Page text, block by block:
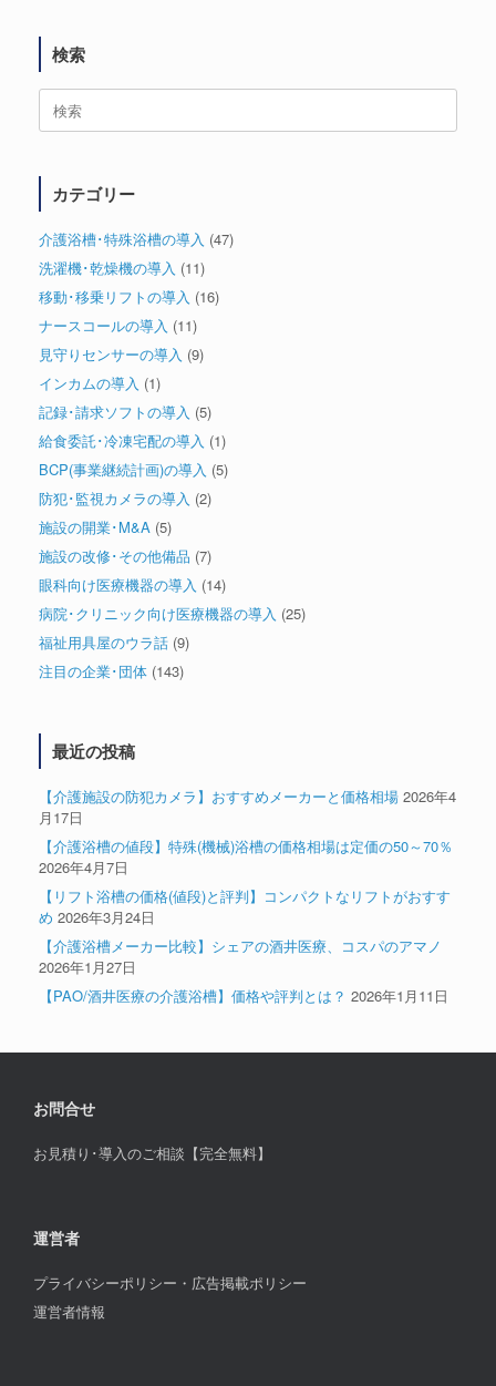
検索
検
カテゴリー
介護浴槽･特殊浴槽の導入 (47)
洗濯機･乾燥機の導入 (11)
移動･移乗リフトの導入 (16)
ナースコールの導入 (11)
見守りセンサーの導入 (9)
インカムの導入 (1)
記録･請求ソフトの導入 (5)
給食委託･冷凍宅配の導入 (1)
BCP(事業継続計画)の導入 (5)
防犯･監視カメラの導入 (2)
施設の開業･M&A (5)
施設の改修･その他備品 (7)
眼科向け医療機器の導入 (14)
病院･クリニック向け医療機器の導入 (25)
福祉用具屋のウラ話 (9)
注目の企業･団体 (143)
最近の投稿
【介護施設の防犯カメラ】おすすめメーカーと価格相場 2026年4
月17日
【介護浴槽の値段】特殊(機械)浴槽の価格相場は定価の50～70％
2026年4月7日
【リフト浴槽の価格(値段)と評判】コンパクトなリフトがおすす
め 2026年3月24日
【介護浴槽メーカー比較】シェアの酒井医療、コスパのアマノ
2026年1月27日
【PAO/酒井医療の介護浴槽】価格や評判とは？ 2026年1月11日
お問合せ
お見積り･導入のご相談【完全無料】
運営者
プライバシーポリシー・広告掲載ポリシー
運営者情報